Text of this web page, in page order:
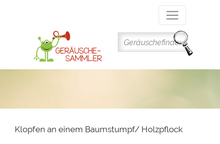
Inhalt
Klopfen an einem Baumstumpf/ Holzpflock